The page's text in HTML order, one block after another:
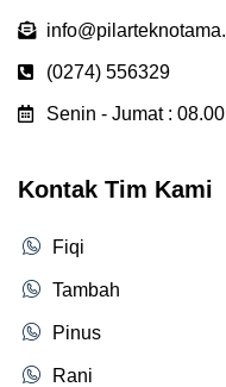
(0274) 556329
Senin - Jumat :
Kontak Tim Kami
Fiqi
Tambah
Pinus
Rani